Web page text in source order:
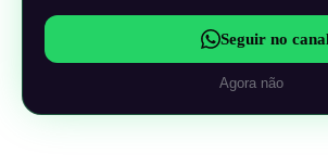
Seguir no
Agora não